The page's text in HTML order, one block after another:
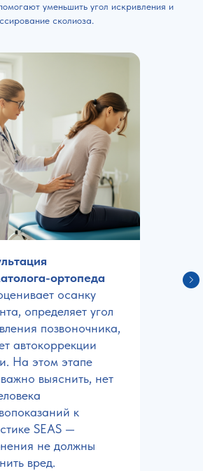
уменьшить угол искривления и
сколиоза.
ортопеда
осанку
определяет угол
позвоночника,
автокоррекции
На этом этапе
выяснить, нет
к
SEAS —
не должны
вред.